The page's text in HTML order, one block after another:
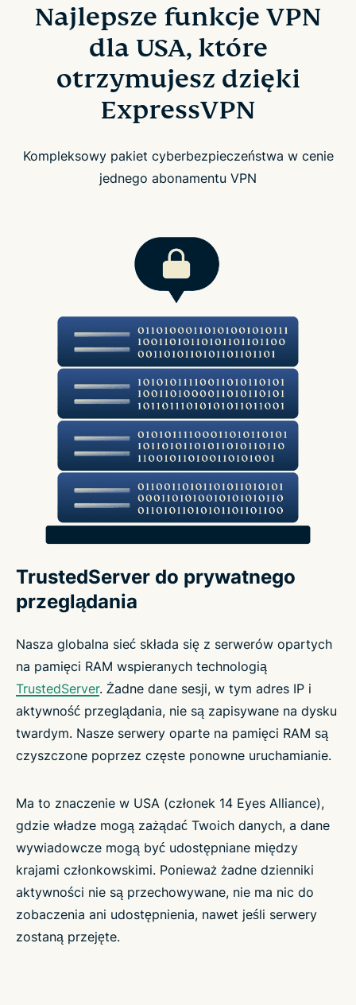
Najlepsze funkcje VPN
dla USA, które
otrzymujesz dzięki
ExpressVPN
Kompleksowy pakiet cyberbezpieczeństwa w cenie
jednego abonamentu VPN
TrustedServer do prywatnego
przeglądania
Nasza globalna sieć składa się z serwerów opartych
na pamięci RAM wspieranych technologią
TrustedServer. Żadne dane sesji, w tym adres IP i
aktywność przeglądania, nie są zapisywane na dysku
twardym. Nasze serwery oparte na pamięci RAM są
czyszczone poprzez częste ponowne uruchamianie.
Ma to znaczenie w USA (członek 14 Eyes Alliance),
gdzie władze mogą zażądać Twoich danych, a dane
wywiadowcze mogą być udostępniane między
krajami członkowskimi. Ponieważ żadne dzienniki
aktywności nie są przechowywane, nie ma nic do
zobaczenia ani udostępnienia, nawet jeśli serwery
zostaną przejęte.